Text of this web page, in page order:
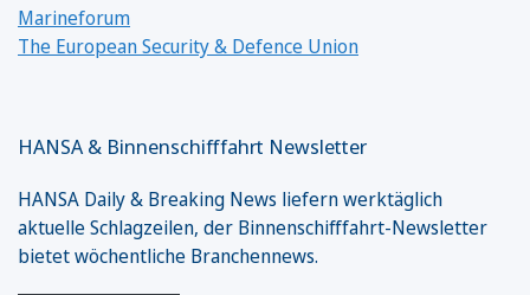
Marineforum
The European Security & Defence Union
HANSA & Binnenschifffahrt Newsletter
HANSA Daily & Breaking News liefern werktäglich
aktuelle Schlagzeilen, der Binnenschifffahrt-Newsletter
bietet wöchentliche Branchennews.